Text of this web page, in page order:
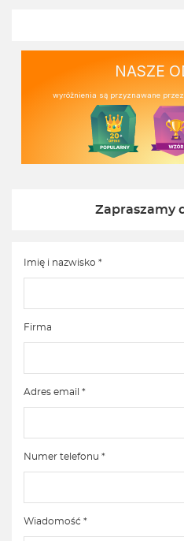
NASZE
wyróżnienia są przyznawane przez
Zapraszamy
Imię i nazwisko *
Firma
Adres email *
Numer telefonu *
Wiadomość *